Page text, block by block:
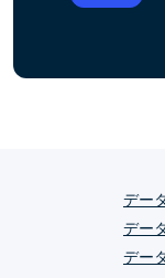
デー
デー
デー